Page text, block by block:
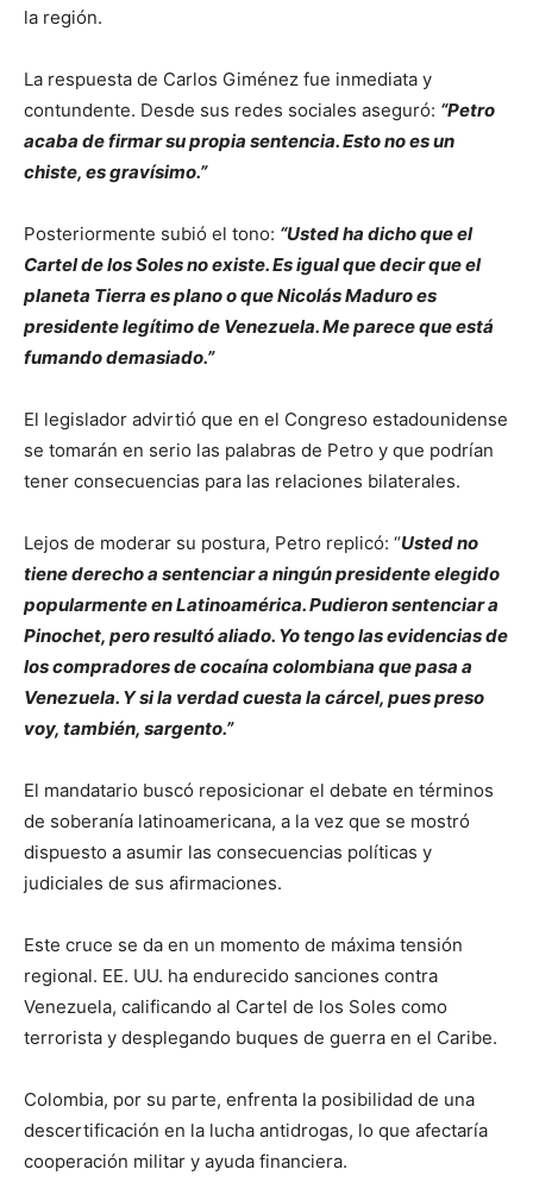
la región.
La respuesta de Carlos Giménez fue inmediata y
contundente. Desde sus redes sociales aseguró: “Petro
acaba de firmar su propia sentencia. Esto no es un
chiste, es gravísimo.”
Posteriormente subió el tono: “Usted ha dicho que el
Cartel de los Soles no existe. Es igual que decir que el
planeta Tierra es plano o que Nicolás Maduro es
presidente legítimo de Venezuela. Me parece que está
fumando demasiado.”
El legislador advirtió que en el Congreso estadounidense
se tomarán en serio las palabras de Petro y que podrían
tener consecuencias para las relaciones bilaterales.
Lejos de moderar su postura, Petro replicó: “Usted no
tiene derecho a sentenciar a ningún presidente elegido
popularmente en Latinoamérica. Pudieron sentenciar a
Pinochet, pero resultó aliado. Yo tengo las evidencias de
los compradores de cocaína colombiana que pasa a
Venezuela. Y si la verdad cuesta la cárcel, pues preso
voy, también, sargento.”
El mandatario buscó reposicionar el debate en términos
de soberanía latinoamericana, a la vez que se mostró
dispuesto a asumir las consecuencias políticas y
judiciales de sus afirmaciones.
Este cruce se da en un momento de máxima tensión
regional. EE. UU. ha endurecido sanciones contra
Venezuela, calificando al Cartel de los Soles como
terrorista y desplegando buques de guerra en el Caribe.
Colombia, por su parte, enfrenta la posibilidad de una
descertificación en la lucha antidrogas, lo que afectaría
cooperación militar y ayuda financiera.